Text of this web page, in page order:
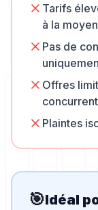
Tarifs
à la
Pas de
Offres
Plaintes
🎯Idéal